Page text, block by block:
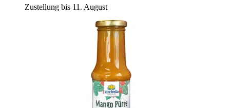
Zustellung bis 11. August